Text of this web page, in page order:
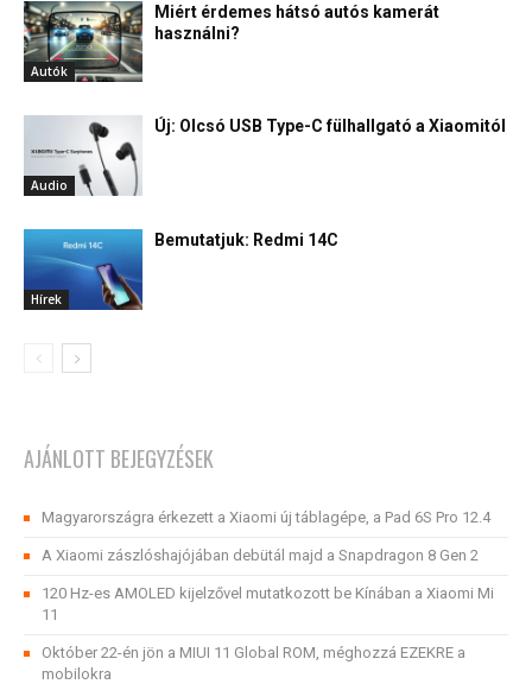
Autók
Miért érdemes hátsó autós kamerát
használni?
Audio
Új: Olcsó USB Type-C fülhallgató a Xiaomitól
Hírek
Bemutatjuk: Redmi 14C
AJÁNLOTT BEJEGYZÉSEK
Magyarországra érkezett a Xiaomi új táblagépe, a Pad 6S Pro 12.4
A Xiaomi zászlóshajójában debütál majd a Snapdragon 8 Gen 2
120 Hz-es AMOLED kijelzővel mutatkozott be Kínában a Xiaomi Mi
11
Október 22-én jön a MIUI 11 Global ROM, méghozzá EZEKRE a
mobilokra